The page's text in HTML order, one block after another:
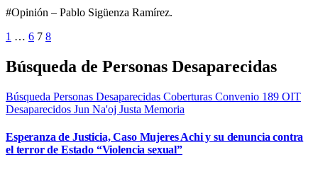
#Opinión – Pablo Sigüenza Ramírez.
Paginación
de
entradas
1 … 6 7 8
Búsqueda de Personas Desaparecidas
Búsqueda Personas Desaparecidas Coberturas Convenio 189 OIT
Desaparecidos Jun Na'oj Justa Memoria
Esperanza de Justicia, Caso Mujeres Achi y su denuncia contra
el terror de Estado “Violencia sexual”